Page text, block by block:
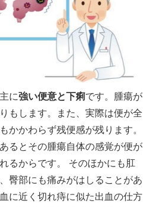
に強い便意と下痢です。腫瘍が
もします。また、実際は便が全
かかわらず残便感が残ります。
るとその腫瘍自体の感覚が便が
るからです。 そのほかにも肛
臀部にも痛みがはしることがあ
に近く切れ痔に似た出血の仕方